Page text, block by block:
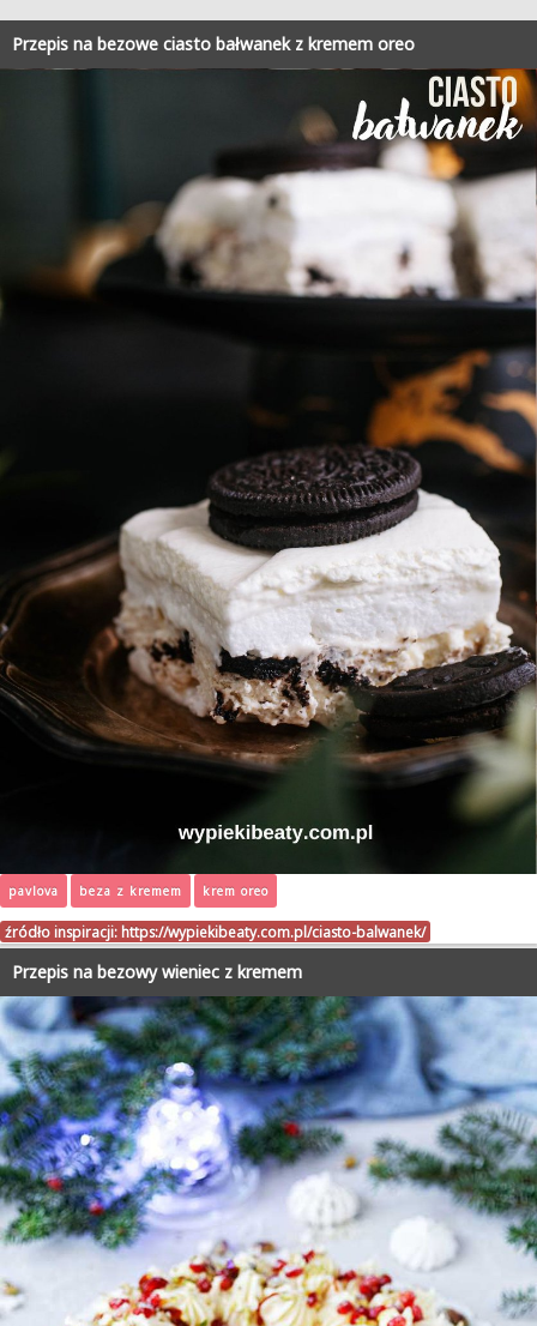
Przepis na bezowe ciasto bałwanek z kremem oreo
pavlova beza z kremem krem oreo
źródło inspiracji: https://wypiekibeaty.com.pl/ciasto-balwanek/
Przepis na bezowy wieniec z kremem